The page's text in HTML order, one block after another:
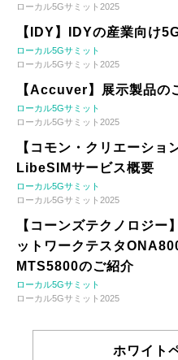
ローカル5Gサミット2025
【IDY】IDYの産業向け
ローカル5Gサミット
ローカル5Gサミット2025
【Accuver】展示製品の
ローカル5Gサミット
ローカル5Gサミット2025
【コモン・クリエーショ
LibeSIMサービス概要
ローカル5Gサミット
ローカル5Gサミット2025
【コーンズテクノロジ
ットワークテスタ
MTS5800のご紹介
ローカル5Gサミット
ローカル5Gサミット2025
ホワイト